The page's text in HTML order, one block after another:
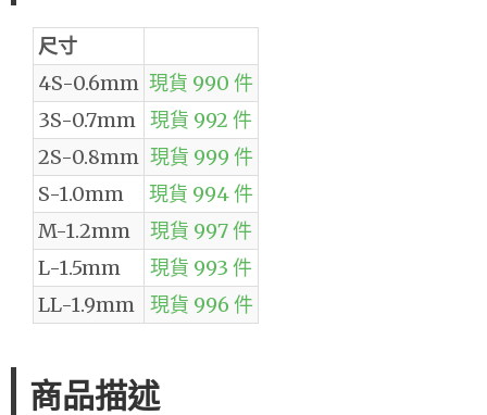
尺寸
4S-0.6mm 現貨 990 件
3S-0.7mm 現貨 992 件
2S-0.8mm 現貨 999 件
S-1.0mm
現貨 994 件
M-1.2mm
現貨 997 件
L-1.5mm
現貨 993 件
LL-1.9mm
現貨 996 件
商品描述